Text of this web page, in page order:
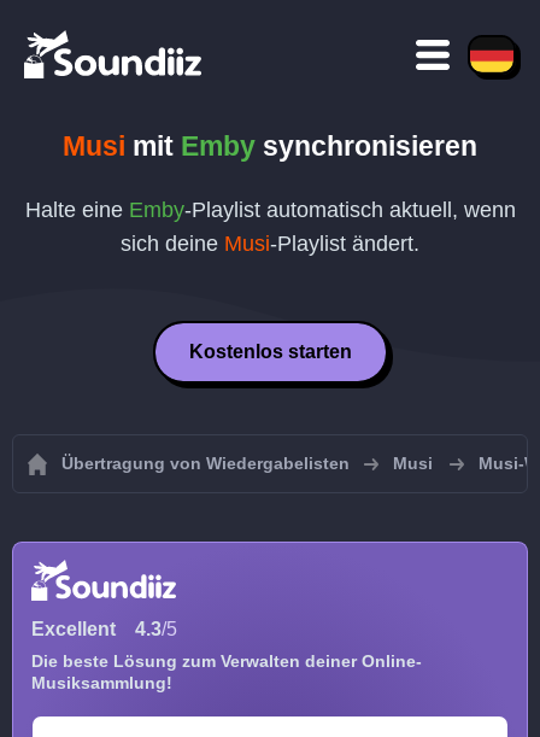
Musi mit Emby synchronisieren
Halte eine Emby-Playlist automatisch aktuell, wenn
sich deine Musi-Playlist ändert.
Kostenlos starten
Übertragung von Wiedergabelisten Musi Musi-
Excellent 4.3/5
Die beste Lösung zum Verwalten deiner Online-
Musiksammlung!